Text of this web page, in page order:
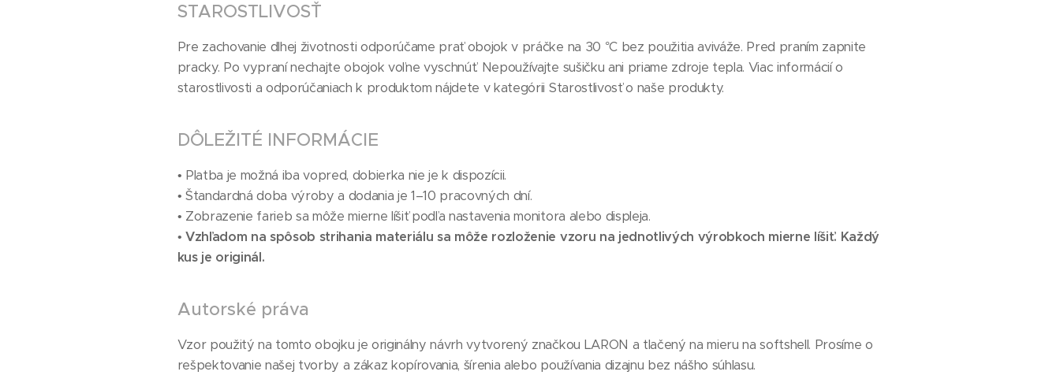
STAROSTLIVOSŤ
Pre zachovanie dlhej životnosti odporúčame prať obojok v práčke na 30 °C bez použitia aviváže. Pred praním zapnite
pracky. Po vypraní nechajte obojok voľne vyschnúť. Nepoužívajte sušičku ani priame zdroje tepla. Viac informácií o
starostlivosti a odporúčaniach k produktom nájdete v kategórii Starostlivosť o naše produkty.
DÔLEŽITÉ INFORMÁCIE
• Platba je možná iba vopred, dobierka nie je k dispozícii.
• Štandardná doba výroby a dodania je 1–10 pracovných dní.
• Zobrazenie farieb sa môže mierne líšiť podľa nastavenia monitora alebo displeja.
• Vzhľadom na spôsob strihania materiálu sa môže rozloženie vzoru na jednotlivých výrobkoch mierne líšiť. Každý
kus je originál.
Autorské práva
Vzor použitý na tomto obojku je originálny návrh vytvorený značkou LARON a tlačený na mieru na softshell. Prosíme o
rešpektovanie našej tvorby a zákaz kopírovania, šírenia alebo používania dizajnu bez nášho súhlasu.